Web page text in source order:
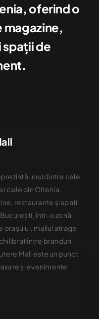
oferind o
magazine,
spaţii de
unul dintre cele
din Oltenia,
restaurante şi spaţii
într-o zonă
oraşului, mallul atrage
între branduri
Mall este un punct
şi evenimente